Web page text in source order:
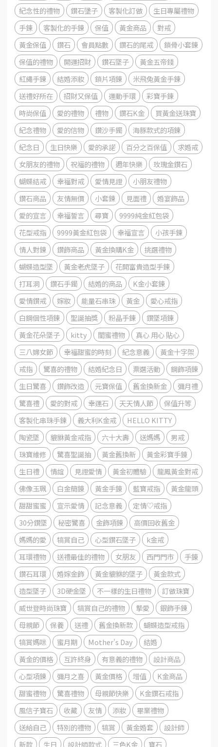
紀念性的禮物
鑽石墬子 客製化訂做
生日專屬禮物
手鍊
客製化的手鍊 保值 黃金商品
對戒
黃金保值
鑽石 會員點數 鑽石的尾戒
鎖骨小套鍊
保值的禮物
開運招財 鑽石墜子
黃金五帝錢
紅繩手鍊
結婚添妝 鎖片項鍊
米飛兔黃金手鍊
送禮好所在
招財又保值 運動手環
彩寶手鍊
時尚保值
愛的禮物 禮物 鑽石K金
買黃金送珠寶
紀念禮物
愛的信物 鑽沙手鐲
海豚款式的項鍊
紀念日
生日快樂 愛的承諾 百分之百保值
求婚戒
女朋友的禮物
祝福的禮物 週年快樂
玫瑰金鑽石
蝴蝶結戒
幸福對戒 愛情見證
小朋友禮物
鑽石商品
友情無價 小套鍊 見面禮
婚宴飾品
愛的宣言
幸福誓言 尋寶
9999純金紅包袋
花型戒指
9999黃金紅包袋 幸福宣言
小孩手鍊
情人對鍊
鑽飾商品 黃金換購K金
挑選禮物
蝴蝶造型墜
黃金老虎墜子
花開富貴造型手鍊
打耳洞
鑽石手鐲 結婚的商品
K金小套鍊
愛情鑽戒
嫁妝 能量石串珠 黃金
愛心戒指
白鋼個性項鍊
聖誕抽獎 粉晶手鍊
鑽墜項鍊
黃金花朵墜子
kitty 閨蜜禮物
真心 用心 貼心
三八婦女節
幸福甜蜜的時刻 紀念意義
黃金十字架
戒指
驚喜的禮物 結婚紀念日 票選活動
鋼飾項鍊
生日驚喜
鑽飾改造 元寶保值 舊金換新金
彌月禮
驚喜禮
愛的對戒 幸運石 天天情人節
保值升等
客製化串珠手鍊
義大利K金戒
HELLO KITTY
陶瓷墜
貔貅黃金戒指 六十大壽 送媽媽
男戒
珠寶維修
驚喜聖誕抽 黃金舊換新
黃金彩寶手錬
生日禮
情誼 見證愛情 黃金初體驗
龍鳳黃金對戒
佛像玉珮
白金簡錬 黃金手錬 藍寶戒指
黃金龍頭
甜甜蜜蜜
宣示愛情 記念意義
定情♡戒指
30分鑽墜
秘密驚喜 金飾項鍊
高價回收舊金
媽媽的愛
犒賞自己 心型鑽石墜子
k金戒
耳環禮物
送禮最佳的禮物 女朋友 西門門市
手錬
鑽石耳環
婚嫁金飾 黃金貔貅的墜子
黃金款式
造型墜子
3D硬金墜 不一樣的生日禮物
訂做珠寶
威世登時尚珠寶
犒賞自己的禮物 摯愛
銀飾手鍊
母親節
保養 送禮 舊金換新款
蝴蝶造型戒指
犒賞媽咪
蜜月期 Mother's Day
結婚
黃金的價格
互許終身 有意義的禮物
設計商品
心型項鍊
彌月之喜 黃金價格 增值
K金商品
甜蜜禮物
驚喜禮物 母親節快樂
K金鑽石戒指
風信子寶石
收藏 友情 添妝
畢業禮物
送給自己
特別的禮物 犒賞 黃金婚套
設計師
新款
生日 設計師款式 三色K金 寶石